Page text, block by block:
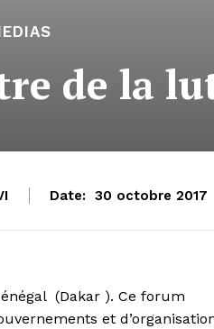
de la
Date: 30 octobre 2017
(Dakar ). Ce forum
et